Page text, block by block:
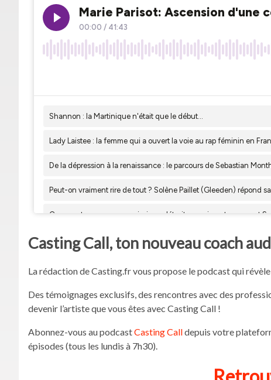
Casting Call, ton nouveau coach
La rédaction de Casting.fr vous propose le podcast qui
Des témoignages exclusifs, des rencontres avec des
devenir l’artiste que vous êtes avec Casting Call !
Abonnez-vous au podcastCasting Calldepuis votre
épisodes (tous les lundis à 7h30).